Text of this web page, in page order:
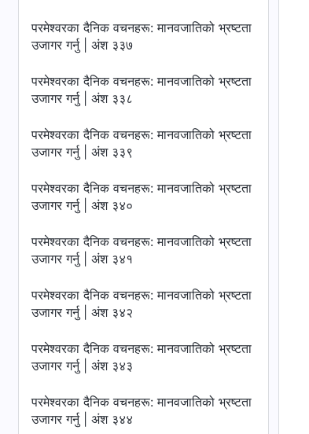
परमेश्‍वरका दैनिक वचनहरू: मानवजातिको भ्रष्टता
उजागर गर्नु | अंश ३३७
परमेश्‍वरका दैनिक वचनहरू: मानवजातिको भ्रष्टता
उजागर गर्नु | अंश ३३८
परमेश्‍वरका दैनिक वचनहरू: मानवजातिको भ्रष्टता
उजागर गर्नु | अंश ३३९
परमेश्‍वरका दैनिक वचनहरू: मानवजातिको भ्रष्टता
उजागर गर्नु | अंश ३४०
परमेश्‍वरका दैनिक वचनहरू: मानवजातिको भ्रष्टता
उजागर गर्नु | अंश ३४१
परमेश्‍वरका दैनिक वचनहरू: मानवजातिको भ्रष्टता
उजागर गर्नु | अंश ३४२
परमेश्‍वरका दैनिक वचनहरू: मानवजातिको भ्रष्टता
उजागर गर्नु | अंश ३४३
परमेश्‍वरका दैनिक वचनहरू: मानवजातिको भ्रष्टता
उजागर गर्नु | अंश ३४४